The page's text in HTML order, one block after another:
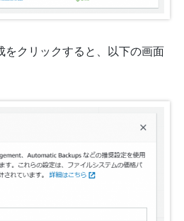
をクリックすると、以下の画面